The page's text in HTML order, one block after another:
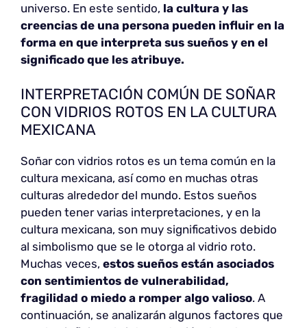
universo. En este sentido, la cultura y las
creencias de una persona pueden influir en la
forma en que interpreta sus sueños y en el
significado que les atribuye.
INTERPRETACIÓN COMÚN DE SOÑAR
CON VIDRIOS ROTOS EN LA CULTURA
MEXICANA
Soñar con vidrios rotos es un tema común en la
cultura mexicana, así como en muchas otras
culturas alrededor del mundo. Estos sueños
pueden tener varias interpretaciones, y en la
cultura mexicana, son muy significativos debido
al simbolismo que se le otorga al vidrio roto.
Muchas veces, estos sueños están asociados
con sentimientos de vulnerabilidad,
fragilidad o miedo a romper algo valioso. A
continuación, se analizarán algunos factores que